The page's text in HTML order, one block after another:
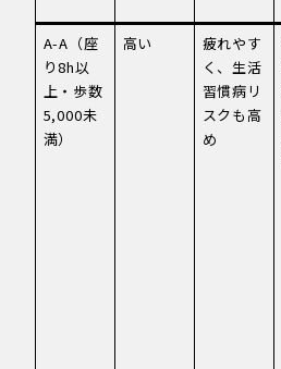
A-A（座
り8h以
上・歩数
5,000未
満）
高い
疲れやす
く、生活
習慣病リ
スクも高
め